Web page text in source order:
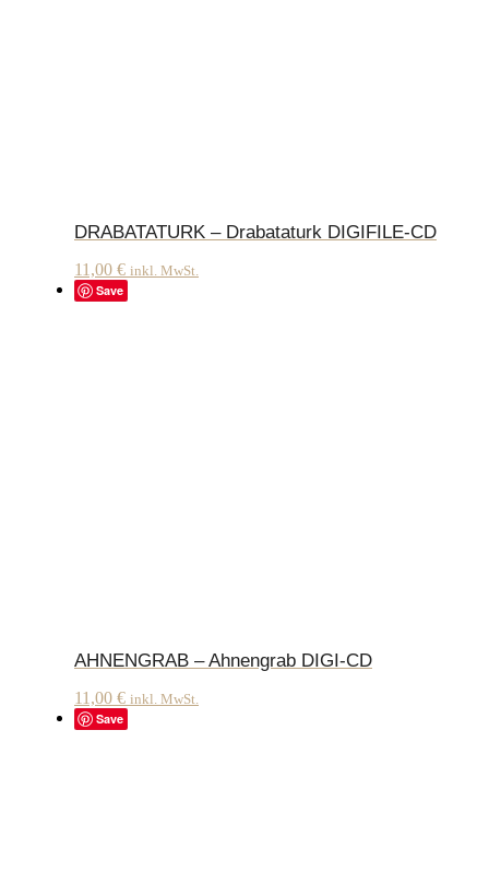
DRABATATURK – Drabataturk DIGIFILE-CD
11,00 € inkl. MwSt.
Save
AHNENGRAB – Ahnengrab DIGI-CD
11,00 € inkl. MwSt.
Save